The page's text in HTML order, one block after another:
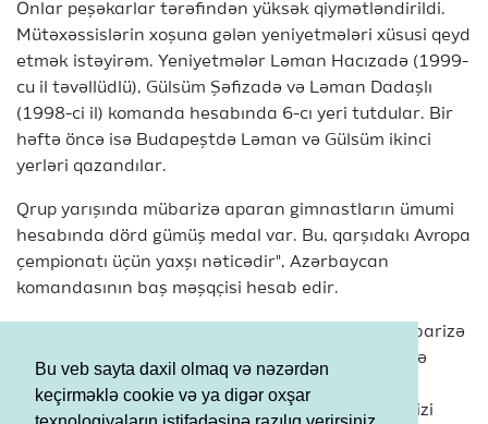
Bu veb sayta daxil olmaq və nəzərdən
keçirməklə cookie və ya digər oxşar
Onlar peşəkarlar tərəfindən yüksək qiymətləndirildi.
Mütəxəssislərin xoşuna gələn yeniyetmələri xüsusi qeyd
etmək istəyirəm. Yeniyetmələr Ləman Hacızadə (1999-
cu il təvəllüdlü), Gülsüm Şəfizadə və Ləman Dadaşlı
(1998-ci il) komanda hesabında 6-cı yeri tutdular. Bir
həftə öncə isə Budapeştdə Ləman və Gülsüm ikinci
yerləri qazandılar.
Qrup yarışında mübarizə aparan gimnastların ümumi
hesabında dörd gümüş medal var. Bu, qarşıdakı Avropa
çempionatı üçün yaxşı nəticədir", Azərbaycan
komandasının baş məşqçisi hesab edir.
Onun sözlərinə görə, Qarayeva və digər fərdi mübarizə
aparan gimnastların çıxışlarına gəldikdə, halqa ilə
qazandığı gümüş son hədd deyil. "Ümid edirik ki,
sonrakı yarışlarda o daha yaxşı çıxış edəcək və bizi